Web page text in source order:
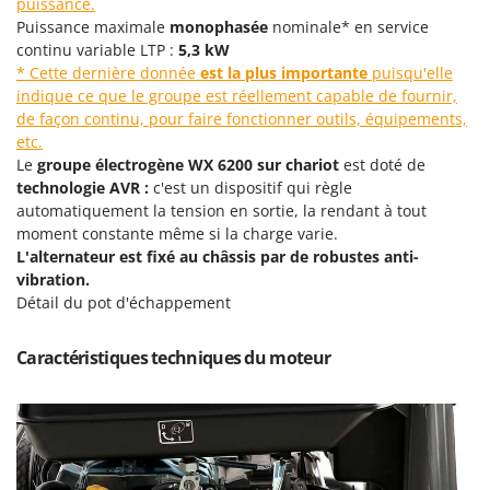
Pulvérisateurs
Pulvérisateurs portés
R
Rafraîchisseurs d'air par évaporation
Râpes à fromage électriques
Râteaux pour tracteur
Remplisseuses
Robots nettoyeurs de piscine
Robots Tondeuses
Rouleaux pour tracteur
S
Scies à os
Scies à Ruban
GRIFO
GVS
GYS
H
Helvi
Henx
HiKOKI
Honda
Imperia
Intec
puissance.
Puissance maximale monophasée nominale* en service
continu variable LTP : 5,3 kW
* Cette dernière donnée est la plus importante puisqu'elle
indique ce que le groupe est réellement capable de fournir,
de façon continu, pour faire fonctionner outils, équipements,
etc.
Le groupe électrogène WX 6200 sur chariot est doté de
technologie AVR : c'est un dispositif qui règle
automatiquement la tension en sortie, la rendant à tout
moment constante même si la charge varie.
L'alternateur est fixé au châssis par de robustes anti-
vibration.
Détail du pot d'échappement
Caractéristiques techniques du moteur